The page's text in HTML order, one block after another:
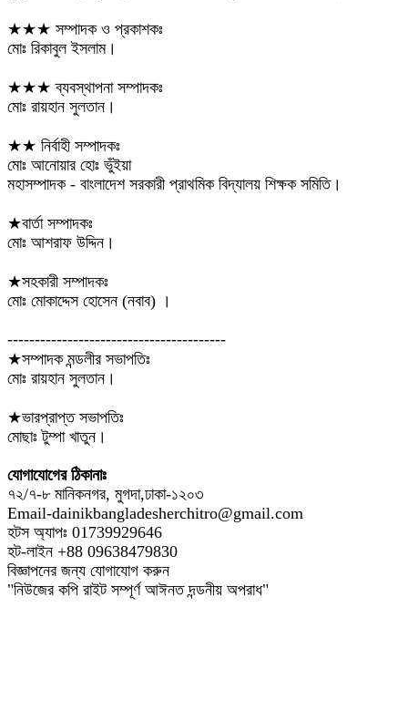
★★★ সম্পাদক ও প্রকাশকঃ
মোঃ রিকাবুল ইসলাম।
★★★ ব্যবস্থাপনা সম্পাদকঃ
মোঃ রায়হান সুলতান।
★★ নির্বাহী সম্পাদকঃ
মোঃ আনোয়ার হোঃ ভুঁইয়া
মহাসম্পাদক - বাংলাদেশ সরকারী প্রাথমিক বিদ্যালয় শিক্ষক সমিতি।
★বার্তা সম্পাদকঃ
মোঃ আশরাফ উদ্দিন।
★সহকারী সম্পাদকঃ
মোঃ মোকাদ্দেস হোসেন (নবাব) ।
----------------------------------------
★সম্পাদক মন্ডলীর সভাপতিঃ
মোঃ রায়হান সুলতান।
★ভারপ্রাপ্ত সভাপতিঃ
মোছাঃ টুম্পা খাতুন।
যোগাযোগের ঠিকানাঃ
৭২/৭-৮ মানিকনগর, মুগদা,ঢাকা-১২০৩
Email-dainikbangladesherchitro@gmail.com
হটস অ্যাপঃ 01739929646
হট-লাইন +88 09638479830
বিজ্ঞাপনের জন্য যোগাযোগ করুন
"নিউজের কপি রাইট সম্পূর্ণ আঈনত দন্ডনীয় অপরাধ"